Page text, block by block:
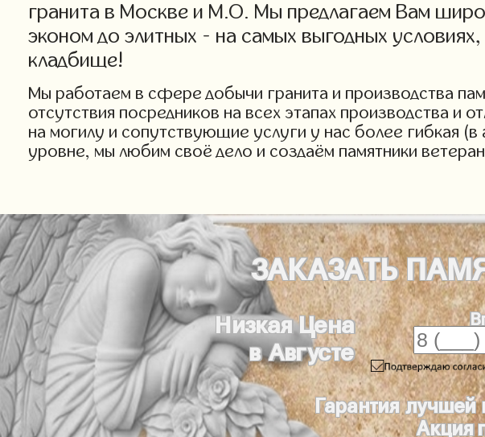
гранита в Москве и М.О. Мы предлагаем Вам
эконом до элитных - на самых выгодных
кладбище!
Мы работаем в сфере добычи гранита и производства
отсутствия посредников на всех этапах производства и
на могилу и сопутствующие услуги у нас более гибкая
уровне, мы любим своё дело и создаём памятники
ЗАКАЗАТЬ
Низкая Цена
в Августе
Гарантия
Акция